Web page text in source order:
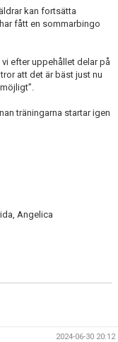
kan fortsätta
fått en sommarbingo
efter uppehållet delar på
att det är bäst just nu
träningarna startar igen
Angelica
2024-06-30 20:12